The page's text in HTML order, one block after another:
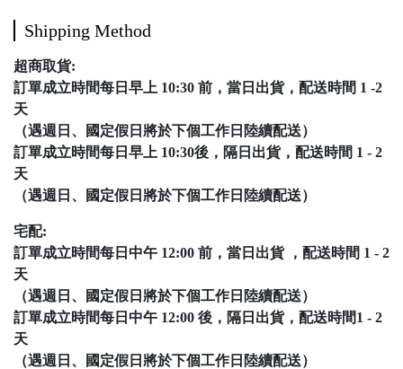
Shipping Method
超商取貨:
訂單成立時間每日早上 10:30 前，當日出貨，配送時間 1 -2
天
（遇週日、國定假日將於下個工作日陸續配送）
訂單成立時間每日早上 10:30後，隔日出貨，配送時間 1 - 2
天
（遇週日、國定假日將於下個工作日陸續配送）
宅配:
訂單成立時間每日中午 12:00 前，當日出貨 ，配送時間 1 - 2
天
（遇週日、國定假日將於下個工作日陸續配送）
訂單成立時間每日中午 12:00 後，隔日出貨，配送時間1 - 2
天
（遇週日、國定假日將於下個工作日陸續配送）